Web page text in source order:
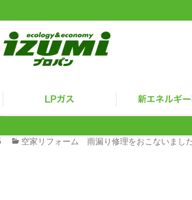
空家リフォーム 雨漏り修理をおこないまし